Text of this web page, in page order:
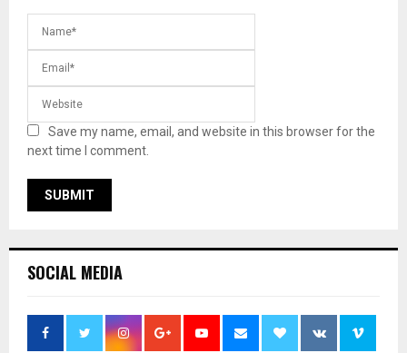
Save my name, email, and website in this browser for the
next time I comment.
SOCIAL MEDIA